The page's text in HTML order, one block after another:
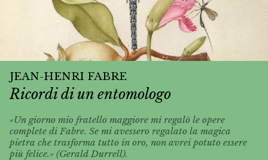
JEAN-HENRI FABRE
Ricordi di un entomologo
«Un giorno mio fratello maggiore mi regalò le opere
complete di Fabre. Se mi avessero regalato la magica
pietra che trasforma tutto in oro, non avrei potuto essere
più felice.» (Gerald Durrell).